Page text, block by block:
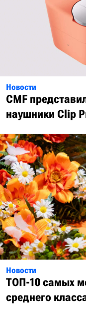
Новости
CMF
наушники Clip
Новости
ТОП-10 самых
среднего